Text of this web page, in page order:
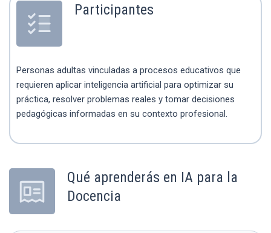
Participantes
Personas adultas vinculadas a procesos educativos que
requieren aplicar inteligencia artificial para optimizar su
práctica, resolver problemas reales y tomar decisiones
pedagógicas informadas en su contexto profesional.
Qué aprenderás en IA para la
Docencia